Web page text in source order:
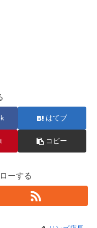
はてブ
コピー
ーする